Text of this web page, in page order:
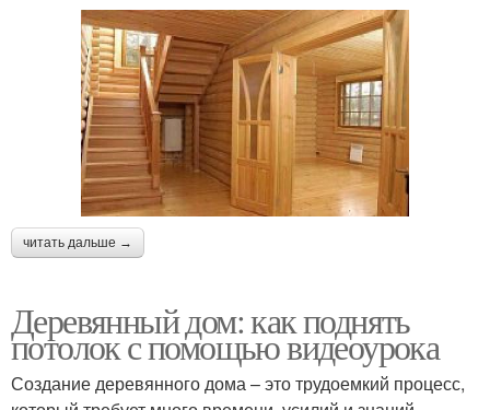
читать дальше →
Деревянный дом: как поднять
потолок с помощью видеоурока
Создание деревянного дома – это трудоемкий процесс,